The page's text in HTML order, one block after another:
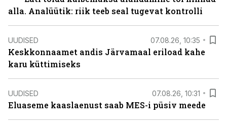
alla. Analüütik: riik teeb seal tugevat kontrolli
UUDISED 07.08.26, 10:35
Keskkonnaamet andis Järvamaal eriload kahe
karu küttimiseks
UUDISED 07.08.26, 10:31
Eluaseme kaaslaenust saab MES-i püsiv meede